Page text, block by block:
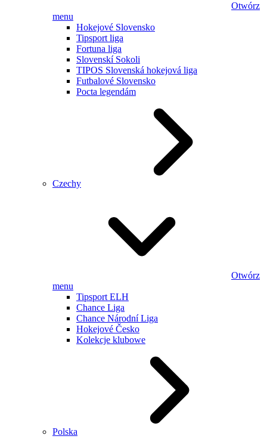
Otwórz
menu
Hokejové Slovensko
Tipsport liga
Fortuna liga
Slovenskí Sokoli
TIPOS Slovenská hokejová liga
Futbalové Slovensko
Pocta legendám
Czechy
Otwórz
menu
Tipsport ELH
Chance Liga
Chance Národní Liga
Hokejové Česko
Kolekcje klubowe
Polska